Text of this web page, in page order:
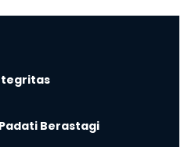
Berastagi